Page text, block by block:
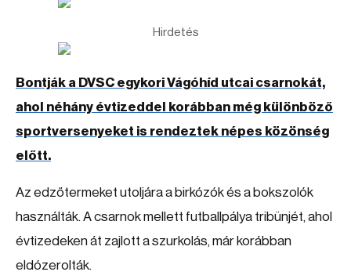
Hirdetés
Bontják a DVSC egykori Vágóhíd utcai csarnokát,
ahol néhány évtizeddel korábban még különböző
sportversenyeket is rendeztek népes közönség
előtt.
Az edzőtermeket utoljára a birkózók és a bokszolók
használták. A csarnok mellett futballpálya tribünjét, ahol
évtizedeken át zajlott a szurkolás, már korábban
eldózerolták.